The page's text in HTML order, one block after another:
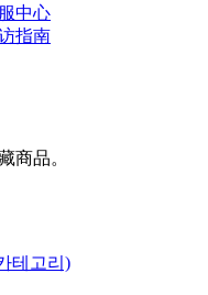
中心
指南
商品。
테고리)